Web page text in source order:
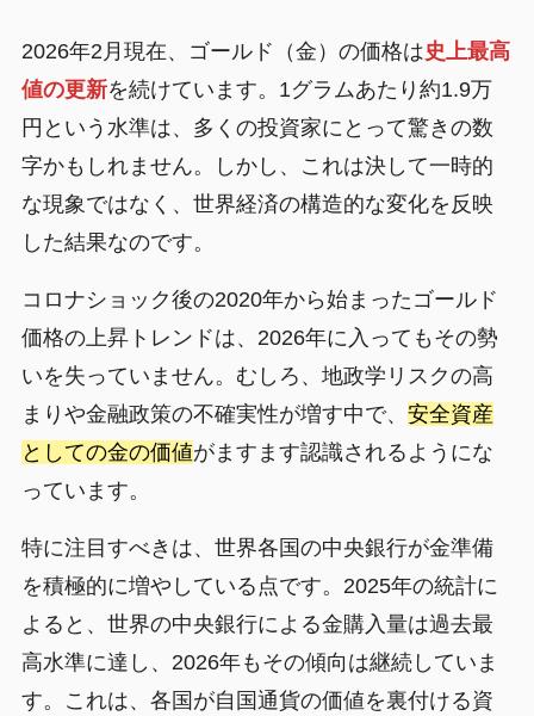
2026年2月現在、ゴールド（金）の価格は史上最高
値の更新を続けています。1グラムあたり約1.9万
円という水準は、多くの投資家にとって驚きの数
字かもしれません。しかし、これは決して一時的
な現象ではなく、世界経済の構造的な変化を反映
した結果なのです。
コロナショック後の2020年から始まったゴールド
価格の上昇トレンドは、2026年に入ってもその勢
いを失っていません。むしろ、地政学リスクの高
まりや金融政策の不確実性が増す中で、 安全資産
としての金の価値がますます認識されるようにな
っています。
特に注目すべきは、世界各国の中央銀行が金準備
を積極的に増やしている点です。2025年の統計に
よると、世界の中央銀行による金購入量は過去最
高水準に達し、2026年もその傾向は継続していま
す。これは、各国が自国通貨の価値を裏付ける資